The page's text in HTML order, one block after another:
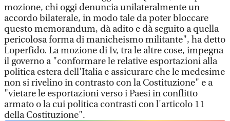
mozione, chi oggi denuncia unilateralmente un
accordo bilaterale, in modo tale da poter bloccare
questo memorandum, dà adito e dà seguito a quella
pericolosa forma di manicheismo militante", ha detto
Loperfido. La mozione di Iv, tra le altre cose, impegna
il governo a "conformare le relative esportazioni alla
politica estera dell'Italia e assicurare che le medesime
non si rivelino in contrasto con la Costituzione" e a
"vietare le esportazioni verso i Paesi in conflitto
armato o la cui politica contrasti con l'articolo 11
della Costituzione".